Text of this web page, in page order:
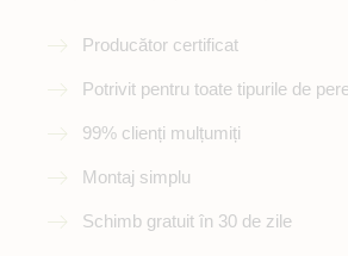
Producător certificat
Potrivit pentru toate tipurile de
99% clienți mulțumiți
Montaj simplu
Schimb gratuit în 30 de zile